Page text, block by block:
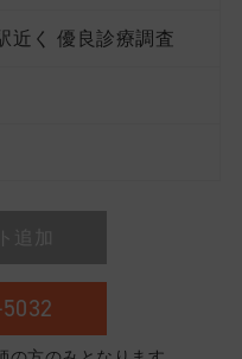
近く 優良診療調査
追加